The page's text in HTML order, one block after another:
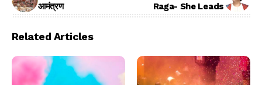
आमंत्रण Raga- She Leads
Related Articles